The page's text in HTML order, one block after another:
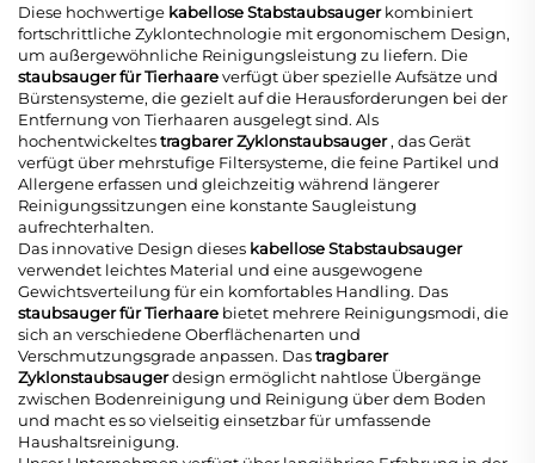
Diese hochwertige kabellose Stabstaubsaugerkombiniert
fortschrittliche Zyklontechnologie mit ergonomischem Design,
um außergewöhnliche Reinigungsleistung zu liefern. Die
staubsauger für Tierhaareverfügt über spezielle Aufsätze und
Bürstensysteme, die gezielt auf die Herausforderungen bei der
Entfernung von Tierhaaren ausgelegt sind. Als
hochentwickeltestragbarer Zyklonstaubsauger, das Gerät
verfügt über mehrstufige Filtersysteme, die feine Partikel und
Allergene erfassen und gleichzeitig während längerer
Reinigungssitzungen eine konstante Saugleistung
aufrechterhalten.
Das innovative Design dieses kabellose Stabstaubsauger
verwendet leichtes Material und eine ausgewogene
Gewichtsverteilung für ein komfortables Handling. Das
staubsauger für Tierhaare bietet mehrere Reinigungsmodi, die
sich an verschiedene Oberflächenarten und
Verschmutzungsgrade anpassen. Dastragbarer
Zyklonstaubsaugerdesign ermöglicht nahtlose Übergänge
zwischen Bodenreinigung und Reinigung über dem Boden
und macht es so vielseitig einsetzbar für umfassende
Haushaltsreinigung.